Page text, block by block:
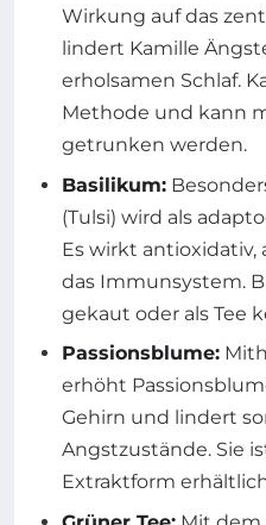
Wirkung auf das
lindert Kamille
erholsamen Schlaf.
Methode und kann
getrunken werden.
Basilikum:
(Tulsi) wird als
Es wirkt
das Immunsystem.
gekaut oder als Tee
Passionsblume:
erhöht
Gehirn und lindert
Angstzustände. Sie
Extraktform